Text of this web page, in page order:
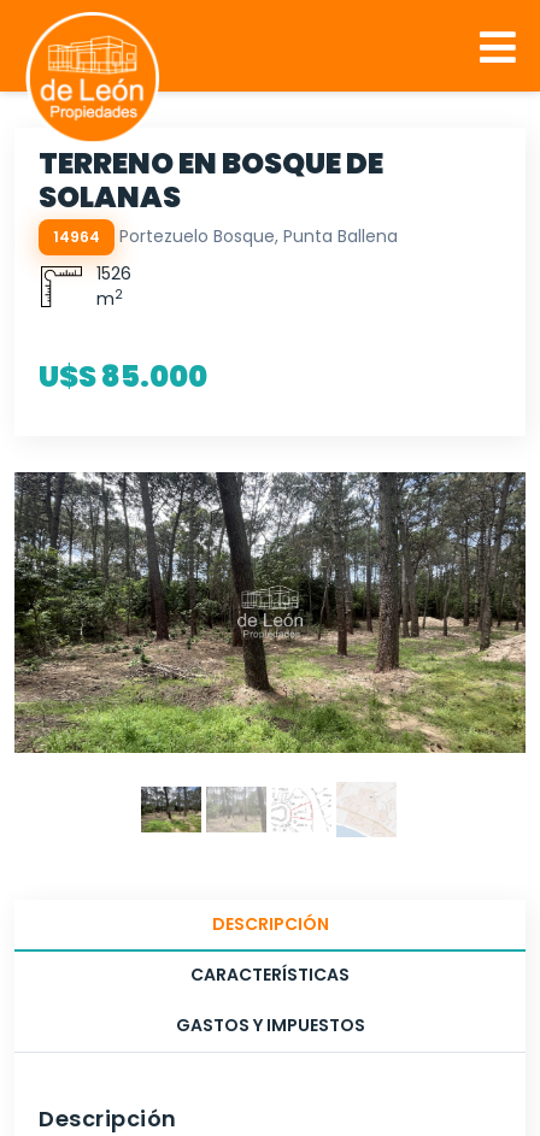
TERRENO EN BOSQUE DE
SOLANAS
14964
Portezuelo Bosque, Punta Ballena
1526
m2
U$S 85.000
DESCRIPCIÓN
CARACTERÍSTICAS
GASTOS Y IMPUESTOS
Descripción